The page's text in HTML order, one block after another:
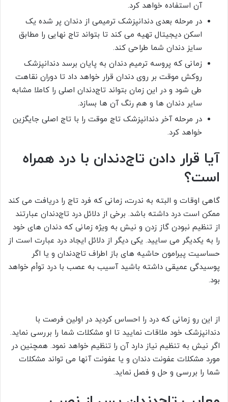
آن استفاده خواهد کرد.
در مرحله بعدی دندانپزشک ترمیمی از دندان پر شده یک
اسکن دیجیتال تهیه می کند تا بتواند تاج نهایی را مطابق
سایز دندان شما طراحی کند.
زمانی که پروسه ترمیم دندان به پایان برسد دندانپزشک
روکش موقت بر روی دندان قرار خواهد داد تا دوران نقاهت
طی شود و در این زمان بتواند تاج‌دندان اصلی را کاملا مشابه
سایر دندان ها و هم رنگ آن ها بسازد.
در مرحله آخر دندانپزشک تاج موقت را با تاج اصلی جایگزین
خواهد کرد.
آیا قرار دادن تاج‌دندان با درد همراه
است؟
گاهی اوقات و البته به ندرت، زمانی که فرد تاج را دریافت می کند
ممکن است درد داشته باشد. برخی از دلائل درد تاج‌دندان عبارتند
از تنظیم نبودن گاز زدن و نیش به ویژه زمانی که دندان های خود
را به یکدیگر می سایید. یکی دیگر از دلائل ایجاد درد عبارت است از
حساسیت پیرامون حاشیه های باز اطراف تاج‌دندان و یا اگر
پوسیدگی عمیقی داشته باشید آسیب به عصب با درد توأم خواهد
بود.
از این رو زمانی که درد را احساس کردید در اولین فرصت با
دندانپزشک خود ملاقات نمایید تا او مشکلات شما را بررسی نماید.
اگر نیش به تنظیم نیاز دارد آن را تنظیم خواهد نمود. همچنین در
مورد مشکلات عفونت دندان و یا عفونت آنها می تواند مشکلات
شما را بررسی و حل و فصل نماید.